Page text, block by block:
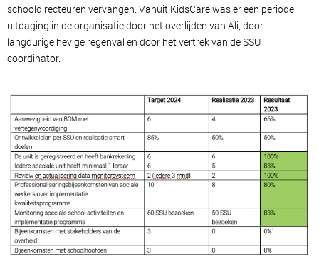
schooldirecteuren vervangen. Vanuit KidsCare was er een periode
uitdaging in de organisatie door het overlijden van Ali, door
langdurige hevige regenval en door het vertrek van de SSU
coordinator.